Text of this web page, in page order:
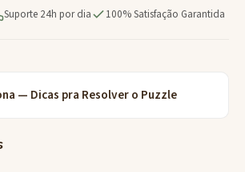
Suporte 24h por dia 100% Satisfação Garantida
— Dicas pra Resolver o Puzzle